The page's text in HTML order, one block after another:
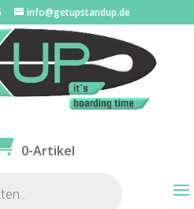
info@getupstandup.de
0-Artikel